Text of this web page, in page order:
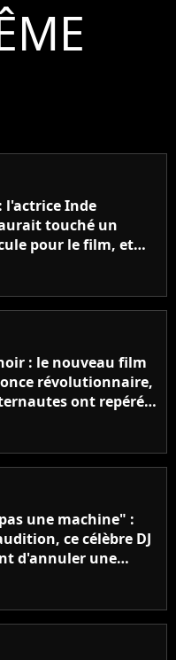
l'actrice Inde
touché un
pour le film, et
: le nouveau film
révolutionnaire,
ont repéré
d'étrange sur les
une machine" :
ce célèbre DJ
d'annuler une
tournée d'été